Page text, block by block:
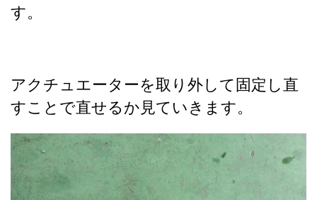
す。
アクチュエーターを取り外して固定し直
すことで直せるか見ていきます。